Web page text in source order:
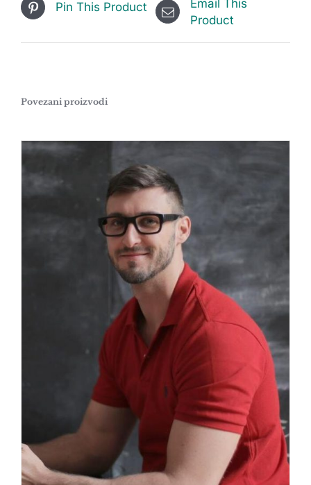
Pin This Product
Email This
Product
Povezani proizvodi